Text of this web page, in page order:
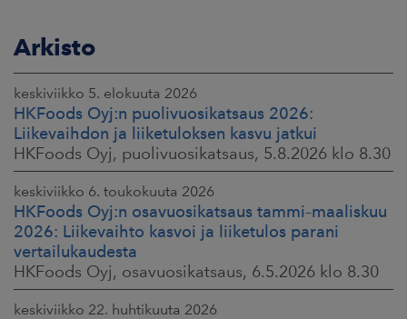
Arkisto
keskiviikko 5. elokuuta 2026
HKFoods Oyj:n puolivuosikatsaus 2026:
Liikevaihdon ja liiketuloksen kasvu jatkui
HKFoods Oyj, puolivuosikatsaus, 5.8.2026 klo 8.30
keskiviikko 6. toukokuuta 2026
HKFoods Oyj:n osavuosikatsaus tammi–maaliskuu
2026: Liikevaihto kasvoi ja liiketulos parani
vertailukaudesta
HKFoods Oyj, osavuosikatsaus, 6.5.2026 klo 8.30
keskiviikko 22. huhtikuuta 2026